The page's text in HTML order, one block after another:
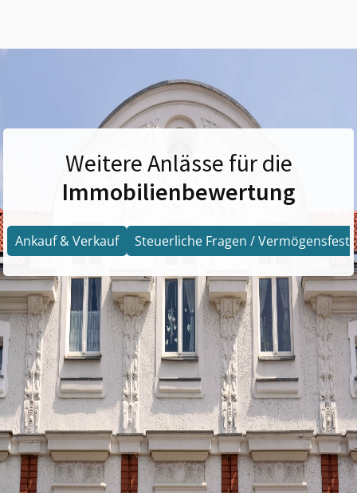
Weitere Anlässe für die
Immobilienbewertung
Ankauf & Verkauf Steuerliche Fragen /